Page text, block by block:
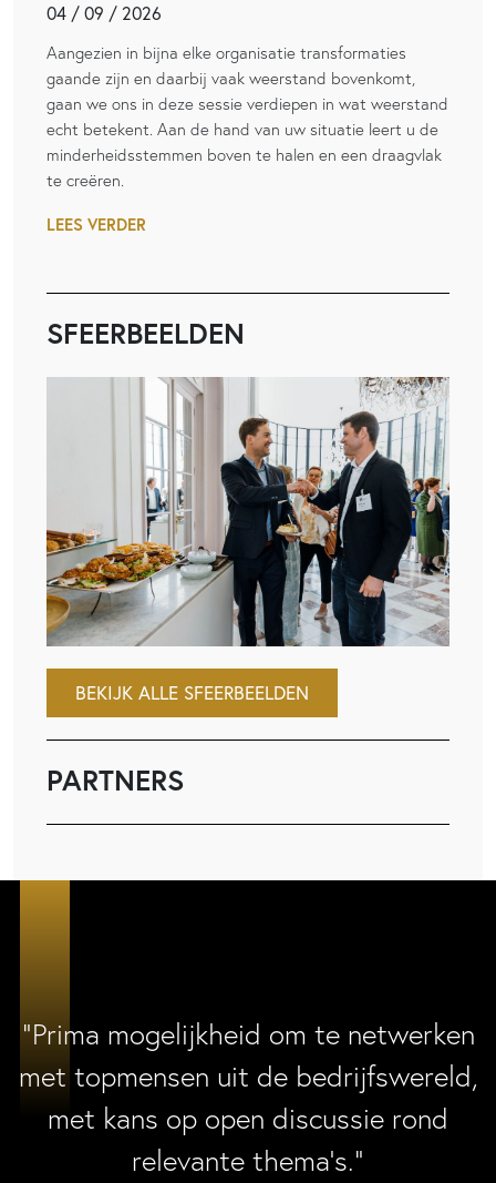
04 / 09 / 2026
Aangezien in bijna elke organisatie transformaties
gaande zijn en daarbij vaak weerstand bovenkomt,
gaan we ons in deze sessie verdiepen in wat weerstand
echt betekent. Aan de hand van uw situatie leert u de
minderheidsstemmen boven te halen en een draagvlak
te creëren.
LEES VERDER
SFEERBEELDEN
BEKIJK ALLE SFEERBEELDEN
PARTNERS
“Prima mogelijkheid om te netwerken
met topmensen uit de bedrijfswereld,
met kans op open discussie rond
relevante thema’s.”